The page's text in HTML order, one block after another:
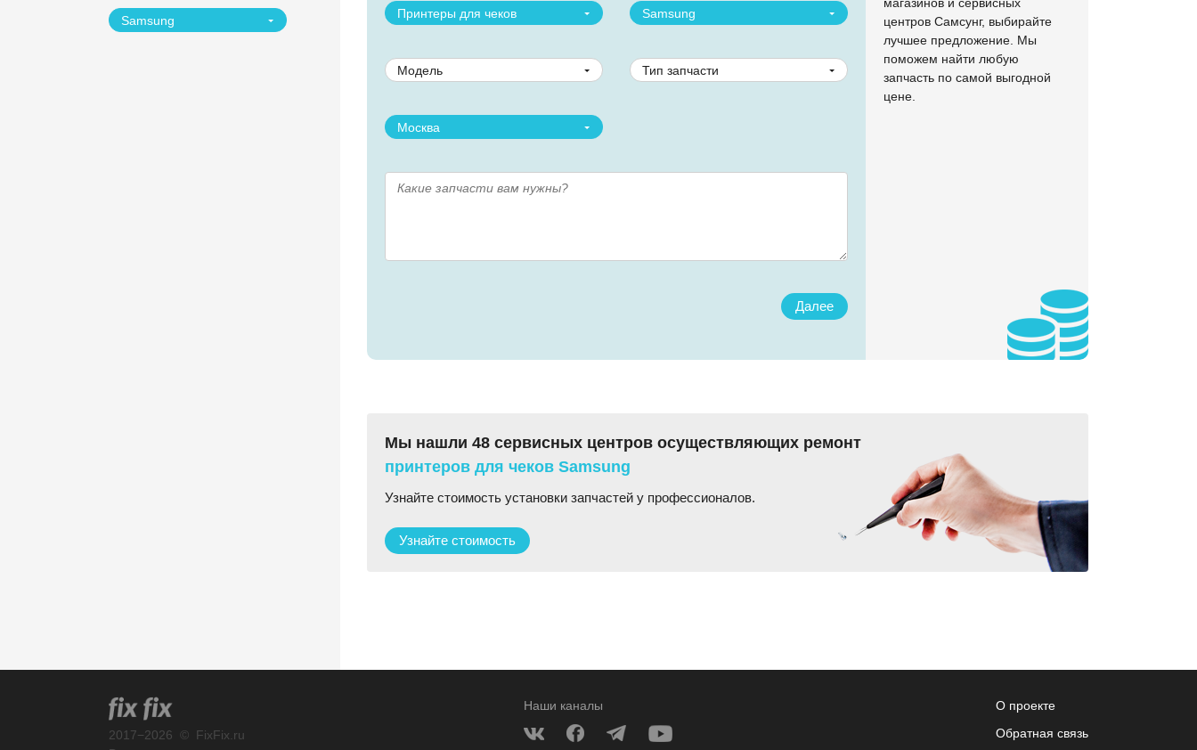
Samsung Принтеры для чеков Samsung
Модель Тип запчасти
Москва
Далее
центров Самсунг, выбирайте
лучшее предложение. Мы
поможем найти любую
запчасть по самой выгодной
цене.
Мы нашли 48 сервисных центров осуществляющих ремонт
принтеров для чеков Samsung
Узнайте стоимость установки запчастей у профессионалов.
Узнайте стоимость
2017−2026 © FixFix.ru
Наши каналы
О проекте
Обратная связь